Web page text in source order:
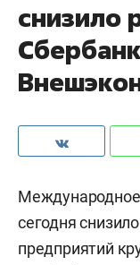
снизило
Международное
сегодня
предприятий